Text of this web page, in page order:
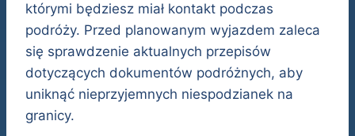
którymi będziesz miał kontakt podczas
podróży. Przed planowanym wyjazdem zaleca
się sprawdzenie aktualnych przepisów
dotyczących dokumentów podróżnych, aby
uniknąć nieprzyjemnych niespodzianek na
granicy.